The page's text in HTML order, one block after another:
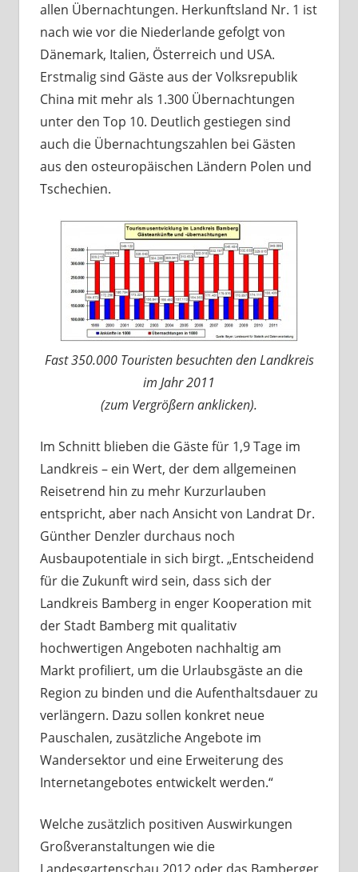
allen Übernachtungen. Herkunftsland Nr. 1 ist
nach wie vor die Niederlande gefolgt von
Dänemark, Italien, Österreich und USA.
Erstmalig sind Gäste aus der Volksrepublik
China mit mehr als 1.300 Übernachtungen
unter den Top 10. Deutlich gestiegen sind
auch die Übernachtungszahlen bei Gästen
aus den osteuropäischen Ländern Polen und
Tschechien.
Fast 350.000 Touristen besuchten den Landkreis
im Jahr 2011
(zum Vergrößern anklicken).
Im Schnitt blieben die Gäste für 1,9 Tage im
Landkreis – ein Wert, der dem allgemeinen
Reisetrend hin zu mehr Kurzurlauben
entspricht, aber nach Ansicht von Landrat Dr.
Günther Denzler durchaus noch
Ausbaupotentiale in sich birgt. „Entscheidend
für die Zukunft wird sein, dass sich der
Landkreis Bamberg in enger Kooperation mit
der Stadt Bamberg mit qualitativ
hochwertigen Angeboten nachhaltig am
Markt profiliert, um die Urlaubsgäste an die
Region zu binden und die Aufenthaltsdauer zu
verlängern. Dazu sollen konkret neue
Pauschalen, zusätzliche Angebote im
Wandersektor und eine Erweiterung des
Internetangebotes entwickelt werden.“
Welche zusätzlich positiven Auswirkungen
Großveranstaltungen wie die